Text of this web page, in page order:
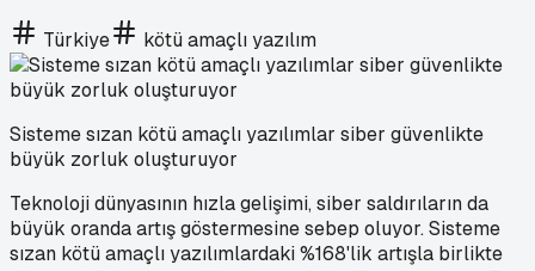
Türkiye kötü amaçlı yazılım
Sisteme sızan kötü amaçlı yazılımlar siber güvenlikte
büyük zorluk oluşturuyor
Teknoloji dünyasının hızla gelişimi, siber saldırıların da
büyük oranda artış göstermesine sebep oluyor. Sisteme
sızan kötü amaçlı yazılımlardaki %168'lik artışla birlikte